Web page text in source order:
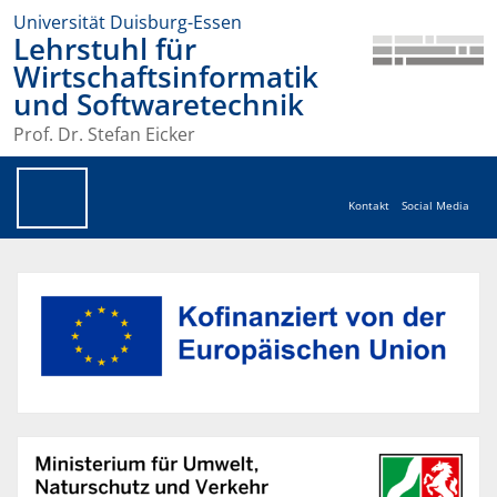
Universität Duisburg-Essen
Lehrstuhl für
Wirtschaftsinformatik
und Softwaretechnik
Prof. Dr. Stefan Eicker
Kontakt Social Media